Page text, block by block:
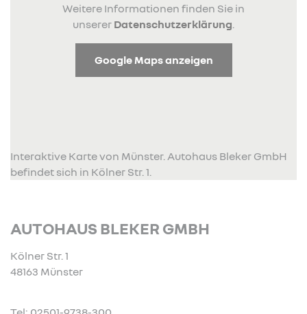
Weitere Informationen finden Sie in
unserer Datenschutzerklärung
Google Maps anzeigen
Interaktive Karte von Münster. Autohaus Bleker GmbH
befindet sich in Kölner Str. 1.
AUTOHAUS BLEKER GMBH
Kölner Str. 1
48163 Münster